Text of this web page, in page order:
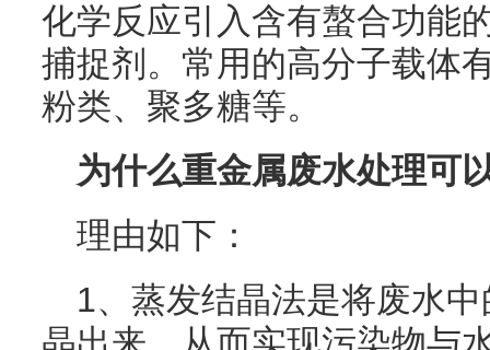
化学反应引入含有螯合功能
捕捉剂。常用的高分子载体
粉类、聚多糖等。
为什么重金属废水处理可
理由如下：
1、蒸发结晶法是将废水